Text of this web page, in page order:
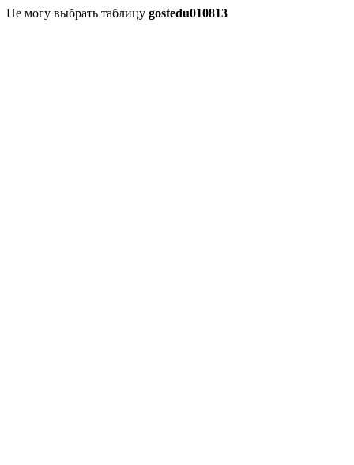
Не могу выбрать таблицу gostedu010813